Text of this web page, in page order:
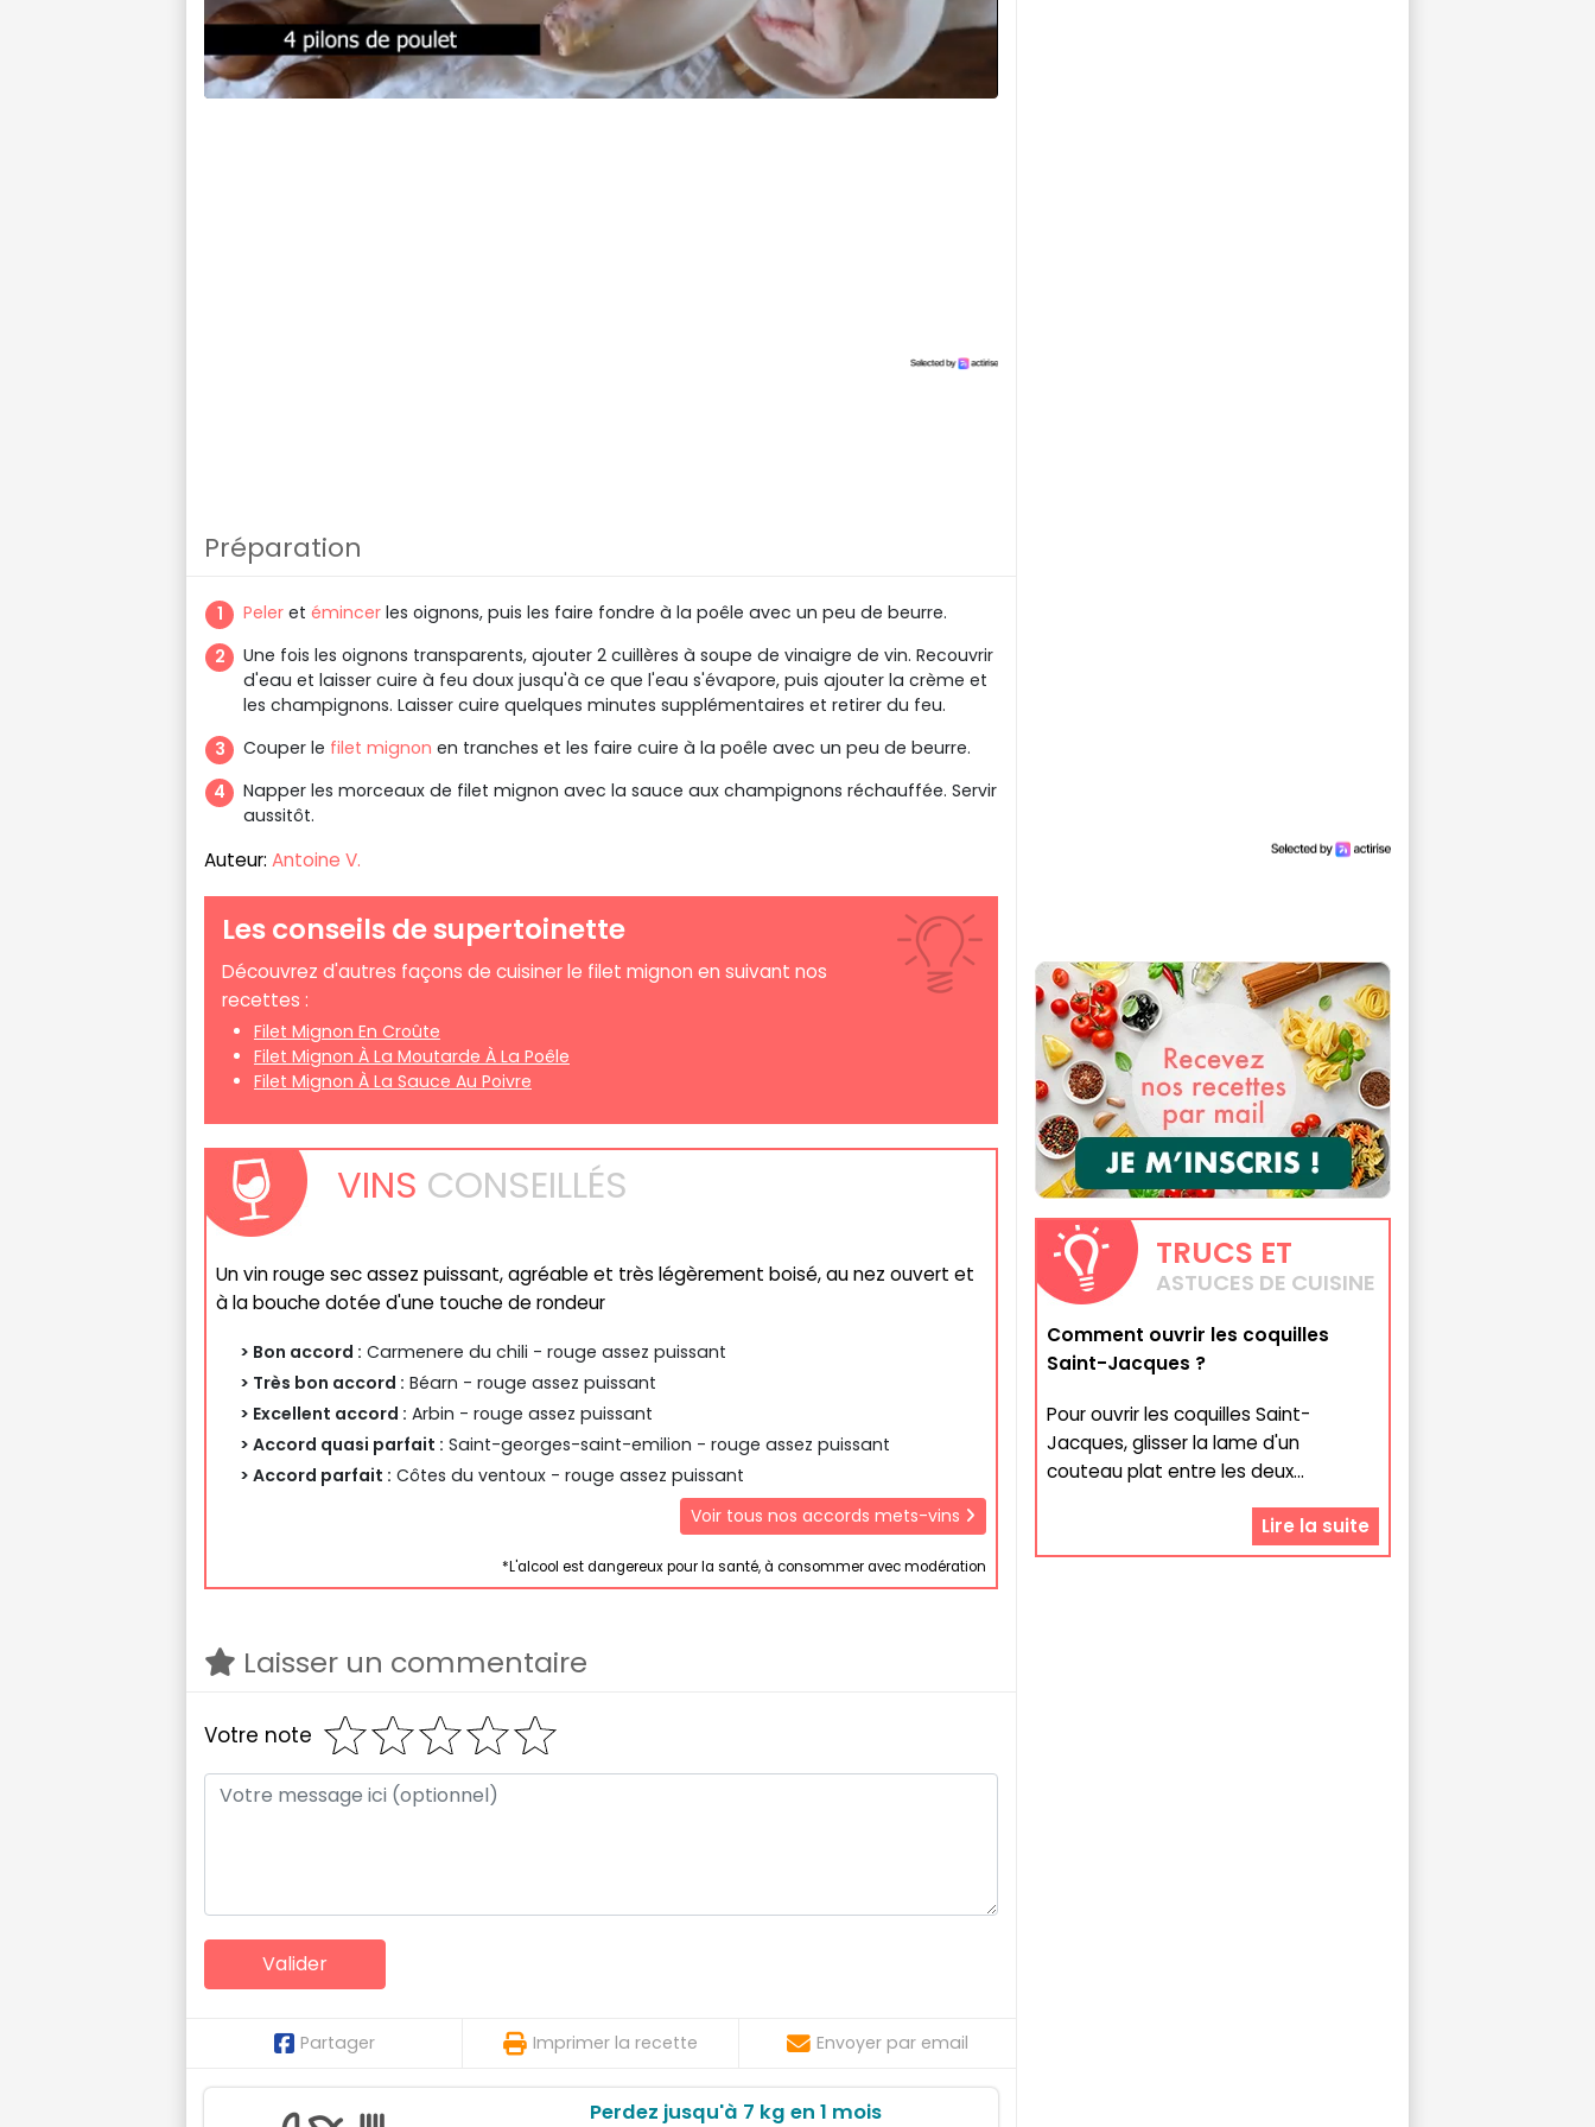
Préparation
Peler et émincer les oignons, puis les faire fondre à la poêle avec un peu de beurre.
Une fois les oignons transparents, ajouter 2 cuillères à soupe de vinaigre de vin. Recouvrir
d'eau et laisser cuire à feu doux jusqu'à ce que l'eau s'évapore, puis ajouter la crème et
les champignons. Laisser cuire quelques minutes supplémentaires et retirer du feu.
Couper le filet mignon en tranches et les faire cuire à la poêle avec un peu de beurre.
Napper les morceaux de filet mignon avec la sauce aux champignons réchauffée. Servir
aussitôt.
Auteur: Antoine V.
Les conseils de supertoinette
Découvrez d'autres façons de cuisiner le filet mignon en suivant nos
recettes :
Filet Mignon En Croûte
Filet Mignon À La Moutarde À La Poêle
Filet Mignon À La Sauce Au Poivre
VINS CONSEILLÉS
Un vin rouge sec assez puissant, agréable et très légèrement boisé, au nez ouvert et
à la bouche dotée d'une touche de rondeur
> Bon accord : Carmenere du chili - rouge assez puissant
> Très bon accord : Béarn - rouge assez puissant
> Excellent accord : Arbin - rouge assez puissant
> Accord quasi parfait : Saint-georges-saint-emilion - rouge assez puissant
> Accord parfait : Côtes du ventoux - rouge assez puissant
Voir tous nos accords mets-vins
*L'alcool est dangereux pour la santé, à consommer avec modération
Laisser un commentaire
Votre note
Partager Imprimer la recette Envoyer par email
Perdez jusqu'à 7 kg en 1 mois
TRUCS ET
ASTUCES DE CUISINE
Comment ouvrir les coquilles
Saint-Jacques ?
Pour ouvrir les coquilles Saint-
Jacques, glisser la lame d'un
couteau plat entre les deux...
Lire la suite